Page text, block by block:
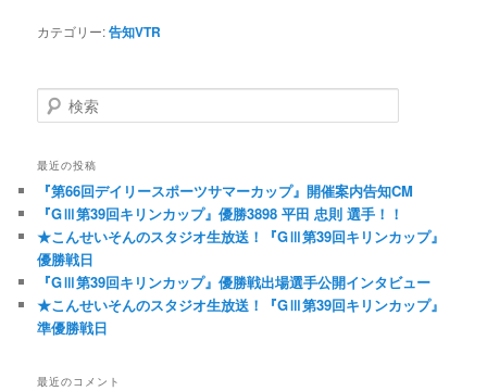
カテゴリー:告知VTR
検索
最近の投稿
『第66回デイリースポーツサマーカップ』開催案内告知CM
『GⅢ第39回キリンカップ』優勝3898 平田 忠則 選手！！
★こんせいそんのスタジオ生放送！『GⅢ第39回キリンカップ』
優勝戦日
『GⅢ第39回キリンカップ』優勝戦出場選手公開インタビュー
★こんせいそんのスタジオ生放送！『GⅢ第39回キリンカップ』
準優勝戦日
最近のコメント